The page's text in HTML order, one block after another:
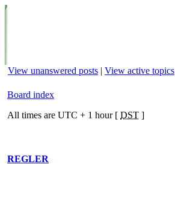
View unanswered posts | View active topics
Board index
All times are UTC + 1 hour [ DST ]
REGLER